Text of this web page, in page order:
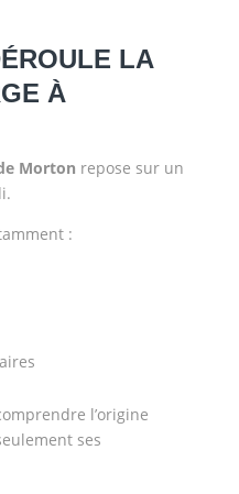
LA
À
Morton repose sur un
:
l’origine
ses